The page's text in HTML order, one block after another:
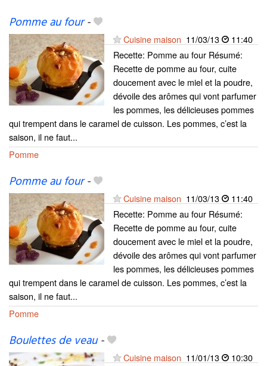
Pomme au four-
Cuisine maison 11/03/13
11:40
Recette: Pomme au four Résumé:
Recette de pomme au four, cuite
doucement avec le miel et la poudre,
dévoile des arômes qui vont parfumer
les pommes, les délicieuses pommes
qui trempent dans le caramel de cuisson. Les pommes, c’est la
saison, il ne faut...
Pomme
Pomme au four-
Cuisine maison 11/03/13
11:40
Recette: Pomme au four Résumé:
Recette de pomme au four, cuite
doucement avec le miel et la poudre,
dévoile des arômes qui vont parfumer
les pommes, les délicieuses pommes
qui trempent dans le caramel de cuisson. Les pommes, c’est la
saison, il ne faut...
Pomme
Boulettes de veau-
Cuisine maison 11/01/13
10:30